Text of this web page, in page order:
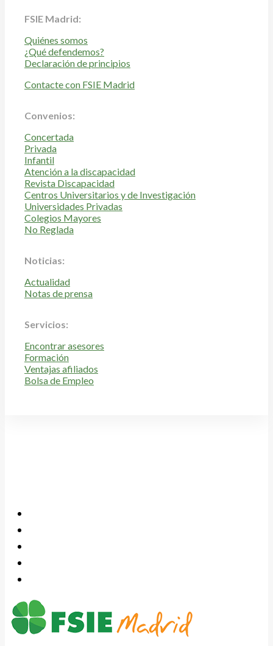
FSIE Madrid:
Quiénes somos
¿Qué defendemos?
Declaración de principios
Contacte con FSIE Madrid
Convenios:
Concertada
Privada
Infantil
Atención a la discapacidad
Revista Discapacidad
Centros Universitarios y de Investigación
Universidades Privadas
Colegios Mayores
No Reglada
Noticias:
Actualidad
Notas de prensa
Servicios:
Encontrar asesores
Formación
Ventajas afiliados
Bolsa de Empleo